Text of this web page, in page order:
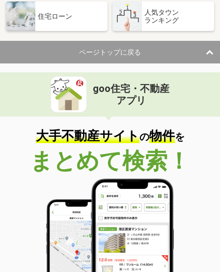
住宅ローン
人気タウン
ランキング
ページトップに戻る
goo住宅・不動産
アプリ
大手不動産サイトの物件を
まとめて検索！